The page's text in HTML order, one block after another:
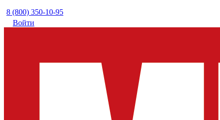
8 (800) 350-10-95
Войти